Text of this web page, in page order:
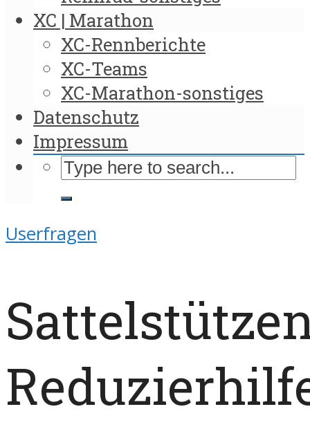
XC | Marathon
XC-Rennberichte
XC-Teams
XC-Marathon-sonstiges
Datenschutz
Impressum
Userfragen